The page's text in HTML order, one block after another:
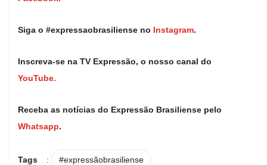
Siga o #expressaobrasiliense no Instagram.
Inscreva-se na TV Expressão, o nosso canal do
YouTube.
Receba as notícias do Expressão Brasiliense pelo
Whatsapp.
Tags : #expressãobrasiliense